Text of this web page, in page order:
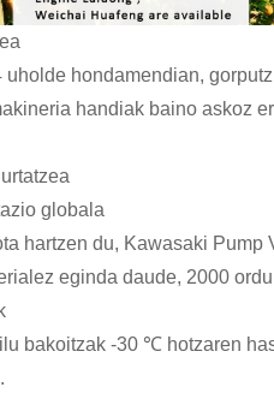
uholde hondamendian,
handiak baino askoz
globala
hartzen du, Kawasaki
eginda daude, 2000
bakoitzak -30 ℃ hotzaren